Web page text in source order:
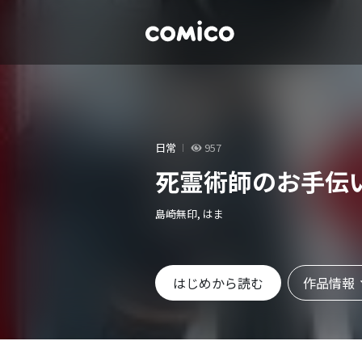
日常 957
死霊術師のお手伝
島崎無印, はま
はじめから読む 作品情報